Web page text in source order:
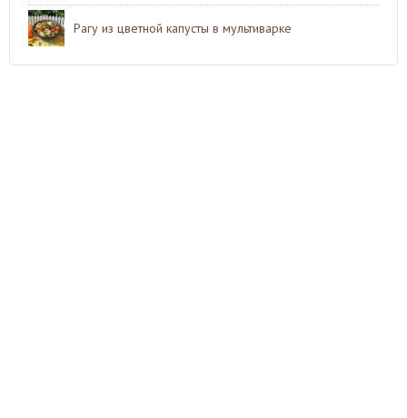
Рагу из цветной капусты в мультиварке